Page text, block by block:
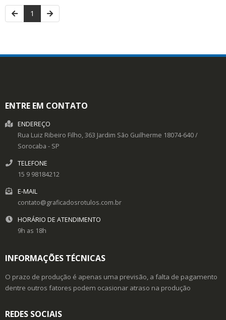
1
ENTRE EM CONTATO
ENDEREÇO
Rua Luiz Ribeiro Filho, 363 Jardim São Guilherme 18074-640/
Sorocaba - SP
TELEFONE
15 9 98184212
E-MAIL
contato@graficadosrotulos.com.br
HORÁRIO DE ATENDIMENTO
9h as 18h
INFORMAÇÕES TÉCNICAS
O prazo de produção é apenas uma previsão, a falta de pagamento
dentre outros fatores podem ocasionar atraso na produção
REDES SOCIAIS